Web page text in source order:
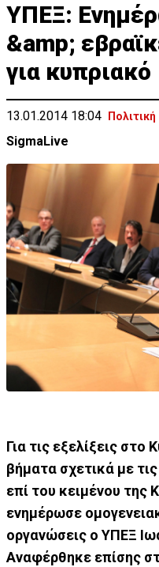
ΥΠΕΞ:
&amp;
για κυπριακό
13.01.2014 18:04 Πολιτική
SigmaLive
Για τις εξελίξεις
βήματα σχετικά με
επί του κειμένου της
ενημέρωσε
οργανώσεις ο ΥΠΕΞ
Αναφέρθηκε επίσης